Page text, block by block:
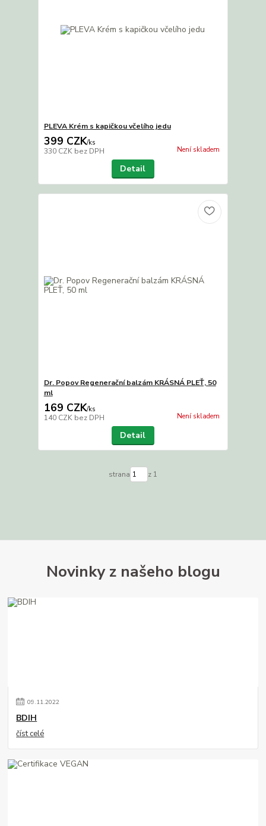
PLEVA Krém s kapičkou včelího jedu
399 CZK/ks
330 CZK bez DPH Není skladem
Detail
Dr. Popov Regenerační balzám KRÁSNÁ PLEŤ, 50
ml
169 CZK/ks
140 CZK bez DPH Není skladem
Detail
strana z 1
Novinky z našeho blogu
09.11.2022
BDIH
číst celé